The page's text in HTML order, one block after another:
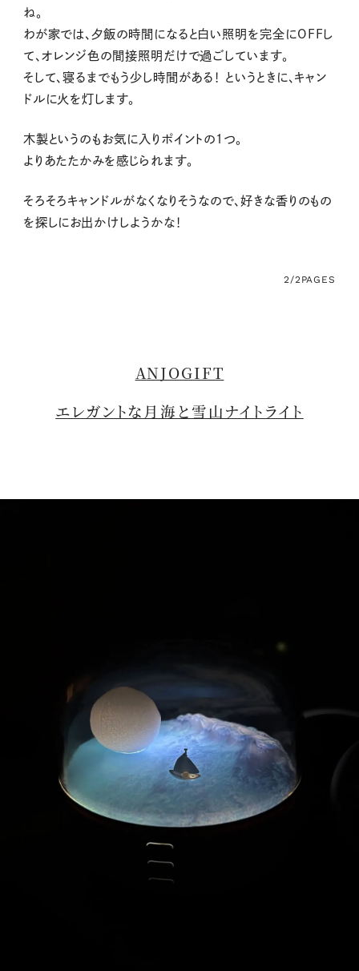
ね。
わが家では、夕飯の時間になると白い照明を完全にOFFし
て 、オレンジ色の間接照明だけで過ごしています。
そして、寝るまでもう少し時間がある！ というときに、キャン
ドルに火を灯します。
木製というのもお気に入りポイントの１つ。
よりあたたかみを感じられます。
そろそろキャンドルがなくなりそうなので、好きな香りのもの
を探しにお出かけしようかな！
2/2 PAGES
ANJOGIFT
エレガントな月海と雪山ナイトライト